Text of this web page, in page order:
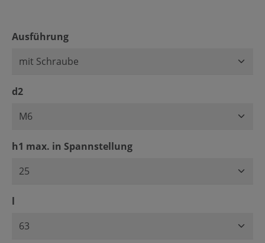
Ausführungauswählen
d2auswählen
h1 max. in Spannstellungauswählen
l